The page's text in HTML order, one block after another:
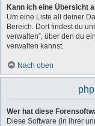
Kann ich eine Übersicht
Um eine Liste all deiner
Bereich. Dort findest du
verwalten“, über den du
verwalten kannst.
Nach oben
Wer hat diese
Diese Software (in ihrer